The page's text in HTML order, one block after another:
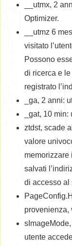
__utmx, 2
Optimizer.
__utmz 6
visitato
Possono
di ricerca e
registrato
_ga, 2 anni:
_gat, 10
ztdst, scade
valore
memorizzare
salvati
di accesso al
provenienza,
utente